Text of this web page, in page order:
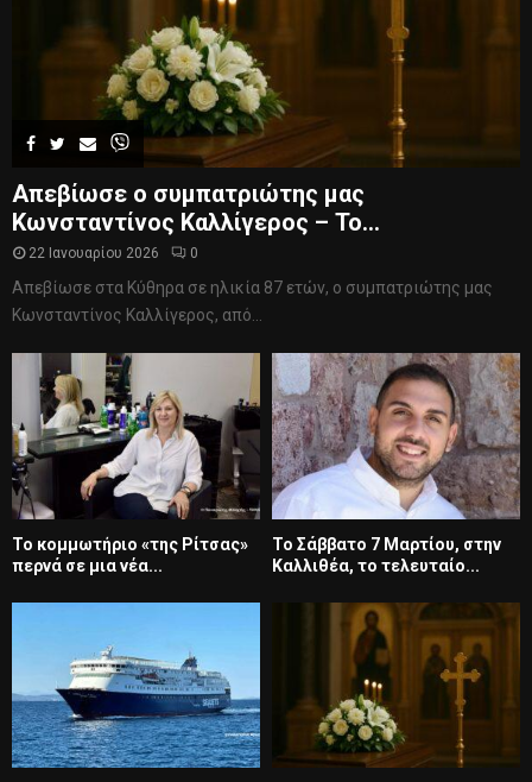
Απεβίωσε ο συμπατριώτης μας
Κωνσταντίνος Καλλίγερος – Το...
22 Ιανουαρίου 2026 0
Απεβίωσε στα Κύθηρα σε ηλικία 87 ετών, ο συμπατριώτης μας
Κωνσταντίνος Καλλίγερος, από...
Το κομμωτήριο «της Ρίτσας»
περνά σε μια νέα...
Το Σάββατο 7 Μαρτίου, στην
Καλλιθέα, το τελευταίο...